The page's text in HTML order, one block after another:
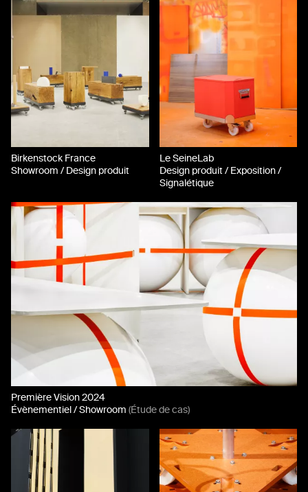
Birkenstock France
Showroom / Design produit
Le SeineLab
Design produit / Exposition /
Signalétique
Première Vision 2024
Évènementiel / Showroom (Étude de cas)